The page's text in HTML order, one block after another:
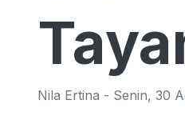
Nila Ertina - Senin, 30